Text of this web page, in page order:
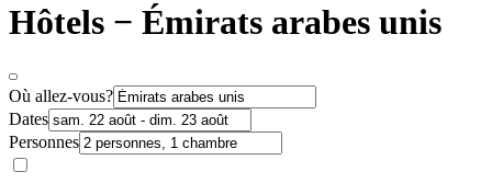
Hôtels − Émirats arabes unis
Où allez-vous?
Dates
Personnes